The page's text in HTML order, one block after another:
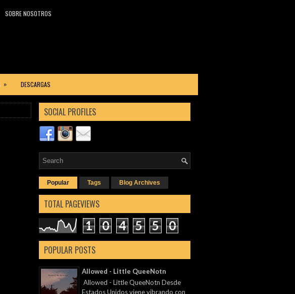
SOBRE NOSOTROS
» DESCARGAS
SOCIAL PROFILES
Popular Tags Blog Archives
TOTAL PAGEVIEWS
1 0 4 5 5 0
POPULAR POSTS
Allowed - Little QueeNotn
Allowed - Little QueeNotn Desde
Estados Unidos viene vibrando con